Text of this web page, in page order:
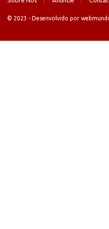
© 2023 - Desenvolvido por